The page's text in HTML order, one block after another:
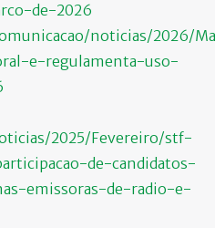
de-2026
noticias/2026/
e-regulamenta-uso-
2025/Fevereiro/stf-
de-candidatos-
emissoras-de-radio-e-